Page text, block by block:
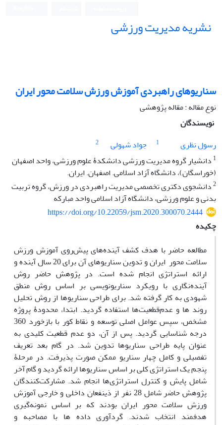
نشریه مدیریت ورزشی
سناریوهای راهبردی آموزش ورزش سلامت محور ایران
نوع مقاله : مقاله پژوهشی
نویسندگان
رسول نظری
1 جواد شهولی
2
1 دانشیار گروه مدیریت ورزشی دانشکدۀ علوم ورزشی، واحد اصفهان
(خوراسگان)، دانشگاه آزاد اسلامی. اصفهان. ایران.
2دانشجوی دکتری تخصصی مدیریت‌ راهبردی در ‌ورزش، گروه تربیت
بدنی و علوم ورزشی، دانشگاه آزاد اسلامی واحد مبارکه
https://doi.org/10.22059/jsm.2020.300070.2444
چکیده
مطالعه حاضر با هدف کشف آینده‌های پیش‌روی آموزش ورزش
سلامت محور ایران و تدوین سناریوهای آن برای 20 سال آینده و
ارائه استراتژی انجام شده است. در پژوهش حاضر روش
آینده‌نگاری با رویکرد سناریو‌نویسی بر اساس روش منطق
شهودی به کار گرفته‌ شد.‌ برای طراحی سناریوها از روش تحلیل
روند ها و عدم‌قطعیت‌ها استفاده گردید. ابتدا، محدودۀ پروژه
مشخص، سپس عوامل اصلی توسعه و نقاط کور با بازخورد 360
درجه شناسایی گردید. پس از آن، دو عدم قطعیت کلیدی به
عنوان پایه طراحی سناریوها تدوین شد. در گام بعد تعریف
تفصیلی و کامل چهار سناریو ممکن صورت پذیرفت. در مرحلۀ
پنجم یک استراتژی کلی بر اساس سناریوها ارائه گردید و گام آخر
شامل پایش و کنترل استراتژی‌ها انجام شد. مشارکت‌کنندگان
پژوهش حاضر شامل 28 نفر از ذینفعان داخلی و خارجی آموزش
ورزش سلامت محور ایران بودند که بر اساس نمونه‌گیری
هدفمند انتخاب شدند. گردآوری داده ها با مصاحبه و